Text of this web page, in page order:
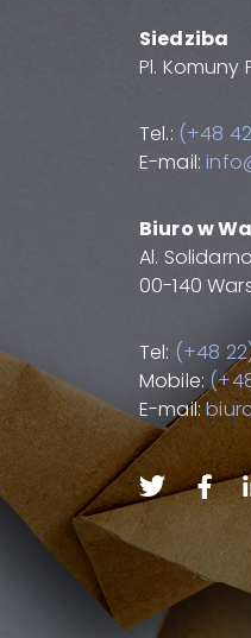
Siedziba
Pl. Komuny
Tel.: (+48
E-mail:
Biuro w
Al.
00-140
Tel: (+48
Mobile:
E-mail: